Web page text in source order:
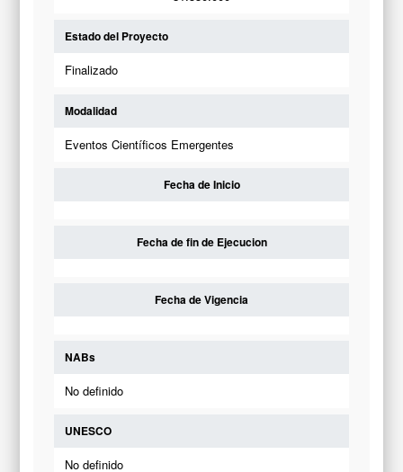
Estado del Proyecto
Finalizado
Modalidad
Eventos Científicos Emergentes
Fecha de Inicio
Fecha de fin de Ejecucion
Fecha de Vigencia
NABs
No definido
UNESCO
No definido